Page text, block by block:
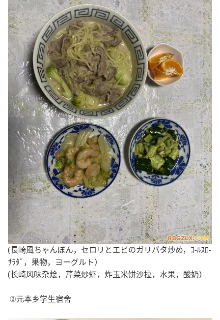
(長崎風ちゃんぽん，セロリとエビのガリバタ炒め，ｺ-ﾙｽﾛ-
ｻﾗﾀﾞ，果物，ヨーグルト）
(长崎风味杂烩，芹菜炒虾，炸玉米饼沙拉，水果，酸奶）
②元本乡学生宿舍